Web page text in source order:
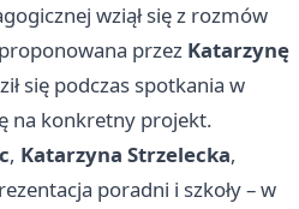
wziął się z rozmów
przez Katarzynę
się podczas spotkania w
na konkretny projekt.
, Katarzyna Strzelecka,
poradni i szkoły – w